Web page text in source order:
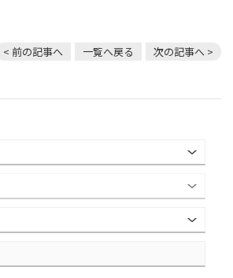
< 前の記事へ 一覧へ戻る 次の記事へ >